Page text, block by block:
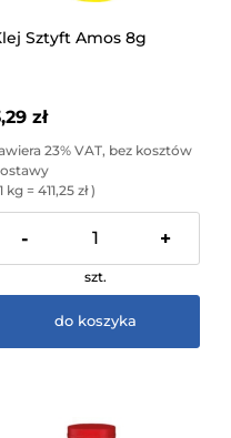
Sztyft Amos 8g
zł
23% VAT, bez kosztów
kg = 411,25 zł )
- +
szt.
do koszyka